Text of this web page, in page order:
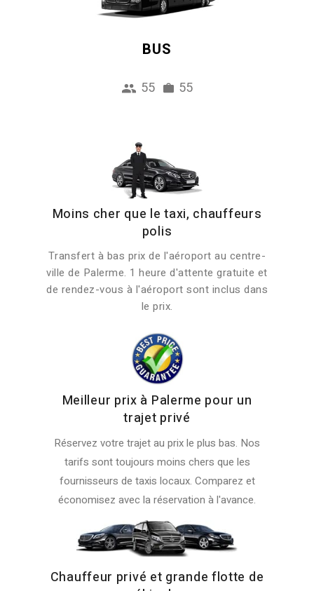
BUS
55 55
Moins cher que le taxi, chauffeurs
polis
Transfert à bas prix de l'aéroport au centre-
ville de Palerme. 1 heure d'attente gratuite et
de rendez-vous à l'aéroport sont inclus dans
le prix.
Meilleur prix à Palerme pour un
trajet privé
Réservez votre trajet au prix le plus bas. Nos
tarifs sont toujours moins chers que les
fournisseurs de taxis locaux. Comparez et
économisez avec la réservation à l'avance.
Chauffeur privé et grande flotte de